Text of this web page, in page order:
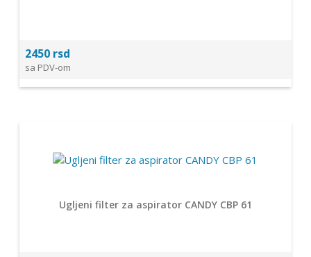
2450 rsd
sa PDV-om
Ugljeni filter za aspirator CANDY CBP 61